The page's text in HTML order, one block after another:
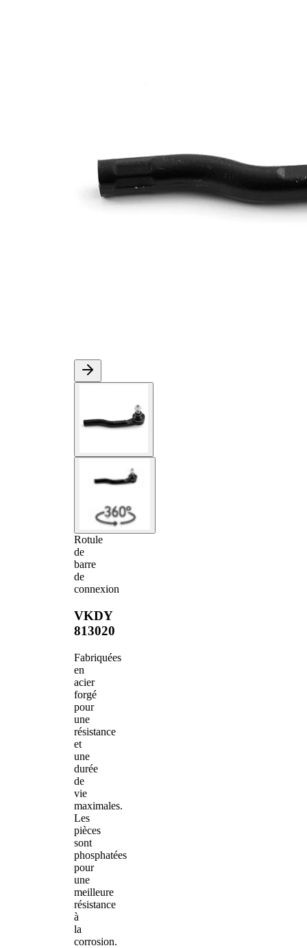
Rotule
de
barre
de
connexion
VKDY
813020
Fabriquées
en
acier
forgé
pour
une
résistance
et
une
durée
de
vie
maximales.
Les
pièces
sont
phosphatées
pour
une
meilleure
résistance
à
la
corrosion.